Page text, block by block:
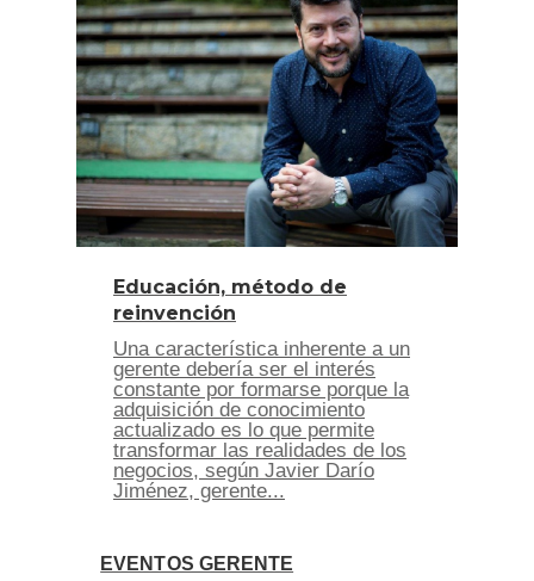
Educación, método de
reinvención
Una característica inherente a un
gerente debería ser el interés
constante por formarse porque la
adquisición de conocimiento
actualizado es lo que permite
transformar las realidades de los
negocios, según Javier Darío
Jiménez, gerente...
EVENTOS GERENTE